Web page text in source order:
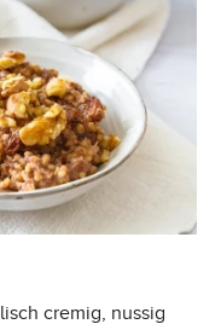
cremig, nussig